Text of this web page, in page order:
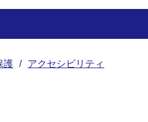
護 アクセシビリティ